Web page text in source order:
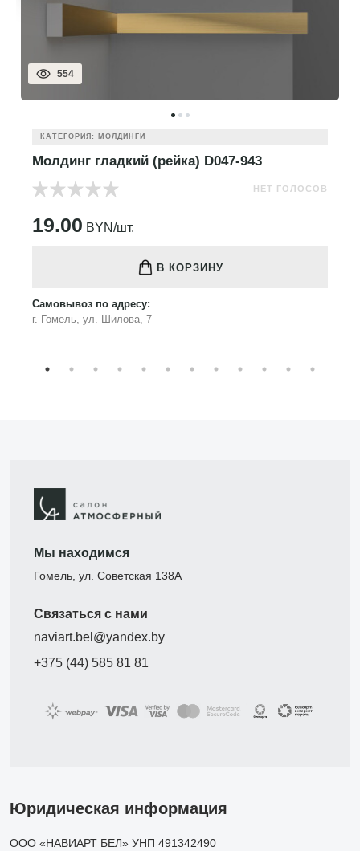
554
КАТЕГОРИЯ: МОЛДИНГИ
Молдинг гладкий (рейка) D047-943
НЕТ ГОЛОСОВ
19.00 BYN/шт.
В КОРЗИНУ
Самовывоз по адресу:
г. Гомель, ул. Шилова, 7
Мы находимся
Гомель, ул. Советская 138А
Связаться с нами
naviart.bel@yandex.by
+375 (44) 585 81 81
Юридическая информация
ООО «НАВИАРТ БЕЛ» УНП 491342490